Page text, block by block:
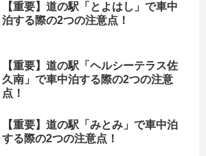
【重要】道の駅「とよはし」で車中
泊する際の2つの注意点！
【重要】道の駅「ヘルシーテラス佐
久南」で車中泊する際の2つの注意
点！
【重要】道の駅「みとみ」で車中泊
する際の2つの注意点！